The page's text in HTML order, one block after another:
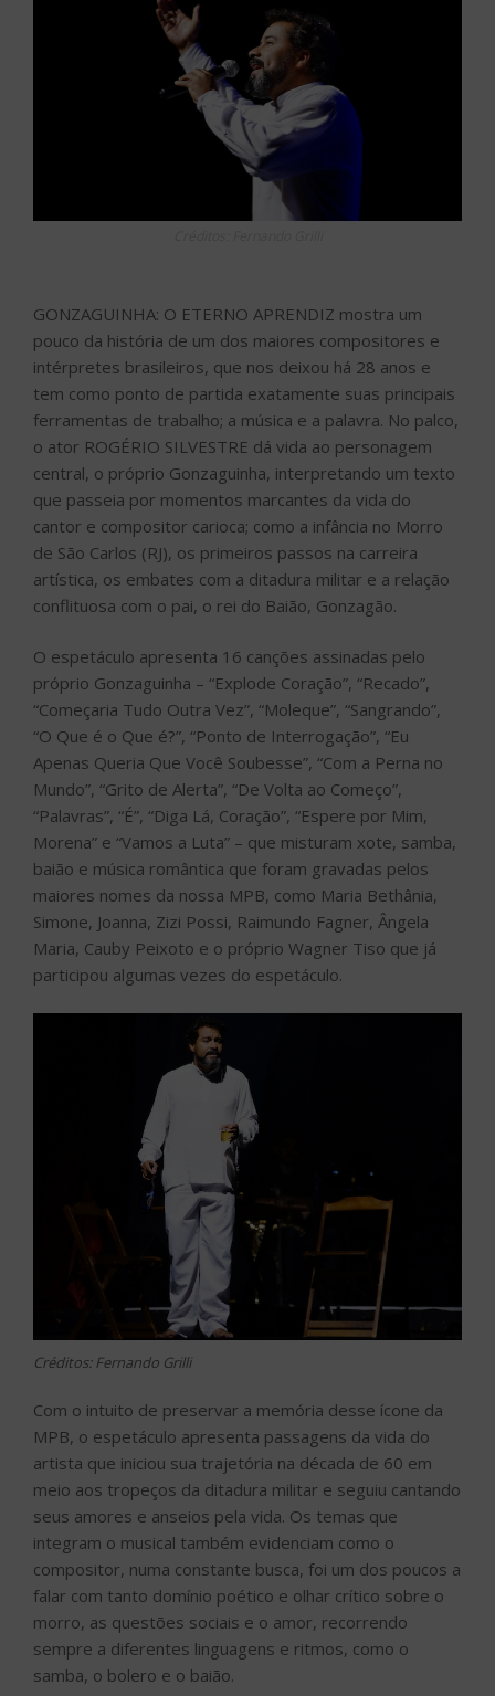
GONZAGUINHA: O ETERNO APRENDIZ mostra um
pouco da história de um dos maiores compositores e
intérpretes brasileiros, que nos deixou há 28 anos e
tem como ponto de partida exatamente suas principais
ferramentas de trabalho; a música e a palavra. No palco,
o ator ROGÉRIO SILVESTRE dá vida ao personagem
central, o próprio Gonzaguinha, interpretando um texto
que passeia por momentos marcantes da vida do
cantor e compositor carioca; como a infância no Morro
de São Carlos (RJ), os primeiros passos na carreira
artística, os embates com a ditadura militar e a relação
conflituosa com o pai, o rei do Baião, Gonzagão.
O espetáculo apresenta 16 canções assinadas pelo
próprio Gonzaguinha – “Explode Coração”, “Recado”,
“Começaria Tudo Outra Vez”, “Moleque”, “Sangrando”,
“O Que é o Que é?”, “Ponto de Interrogação”, “Eu
Apenas Queria Que Você Soubesse”, “Com a Perna no
Mundo”, “Grito de Alerta”, “De Volta ao Começo”,
“Palavras”, “É”, “Diga Lá, Coração”, “Espere por Mim,
Morena” e “Vamos a Luta” – que misturam xote, samba,
baião e música romântica que foram gravadas pelos
maiores nomes da nossa MPB, como Maria Bethânia,
Simone, Joanna, Zizi Possi, Raimundo Fagner, Ângela
Maria, Cauby Peixoto e o próprio Wagner Tiso que já
participou algumas vezes do espetáculo.
Créditos: Fernando Grilli
Com o intuito de preservar a memória desse ícone da
MPB, o espetáculo apresenta passagens da vida do
artista que iniciou sua trajetória na década de 60 em
meio aos tropeços da ditadura militar e seguiu cantando
seus amores e anseios pela vida. Os temas que
integram o musical também evidenciam como o
compositor, numa constante busca, foi um dos poucos a
falar com tanto domínio poético e olhar crítico sobre o
morro, as questões sociais e o amor, recorrendo
sempre a diferentes linguagens e ritmos, como o
samba, o bolero e o baião.